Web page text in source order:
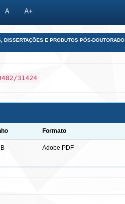
A A+
DISSERTAÇÕES E PRODUTOS PÓS-DOUTORADO
31424
Formato
Adobe PDF